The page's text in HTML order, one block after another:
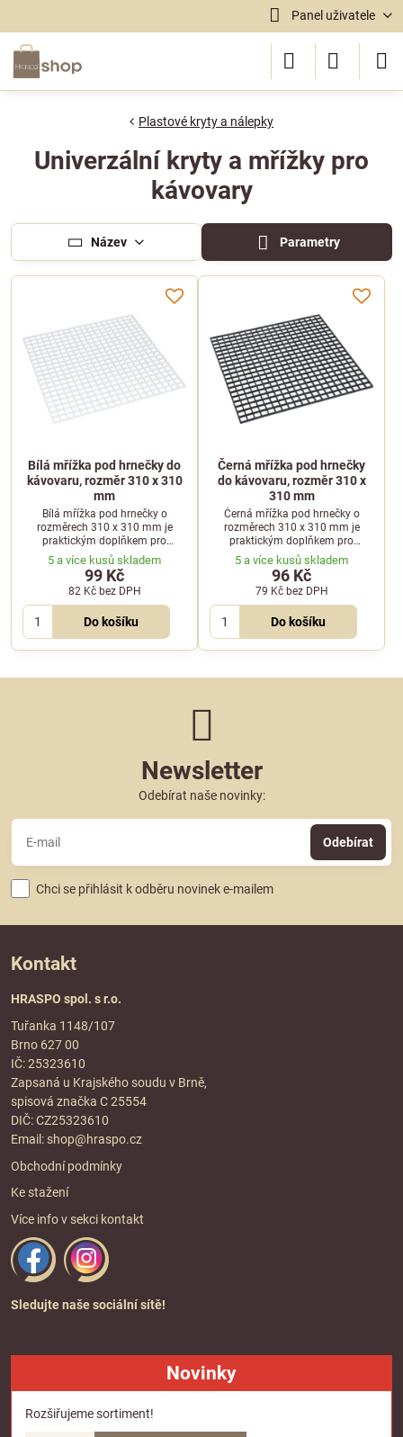
Panel uživatele
Plastové kryty a nálepky
Univerzální kryty a mřížky pro
kávovary
Název Parametry
Bílá mřížka pod hrnečky do
kávovaru, rozměr 310 x 310
mm
Bílá mřížka pod hrnečky o
rozměrech 310 x 310 mm je
praktickým doplňkem pro
kávovary. Slouží jako odkládací
plocha pro šálky během přípravy
kávy.
5 a více kusů skladem
99 Kč
82 Kč bez DPH
Do košíku
Černá mřížka pod hrnečky
do kávovaru, rozměr 310 x
310 mm
Černá mřížka pod hrnečky o
rozměrech 310 x 310 mm je
praktickým doplňkem pro
kávovary. Slouží jako odkládací
plocha pro šálky během přípravy
kávy.
5 a více kusů skladem
96 Kč
79 Kč bez DPH
Do košíku
Newsletter
Odebírat naše novinky:
Odebírat
Chci se přihlásit k odběru novinek e-mailem
Kontakt
HRASPO spol. s r.o.
Tuřanka 1148/107
Brno 627 00
IČ: 25323610
Zapsaná u Krajského soudu v Brně,
spisová značka C 25554
DIČ: CZ25323610
Email: shop@hraspo.cz
Obchodní podmínky
Ke stažení
Více info v sekci kontakt
Sledujte naše sociální sítě!
Novinky
Rozšiřujeme sortiment!